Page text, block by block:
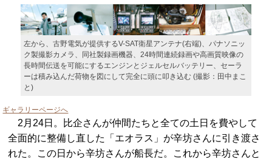
左から、古野電気が提供するV-SAT衛星アンテナ(右端)、パナソニッ
ク製撮影カメラ、同社製録画機器、24時間連続録画や高画質映像の
長時間伝送を可能にするエンジンとジェルセルバッテリー、セーラ
ーは積み込んだ荷物を図にして完全に頭に叩き込む (撮影：田中まこ
と)
ギャラリーページへ
2月24日。比企さんが仲間たちと全ての土日を費やして
全面的に整備し直した「エオラス」が辛坊さんに引き渡さ
れた。この日から辛坊さんが船長だ。これから辛坊さんと